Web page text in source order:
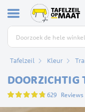
Tafelzeil Kleur
DOORZICHTIG
Waardering:629 Reviews